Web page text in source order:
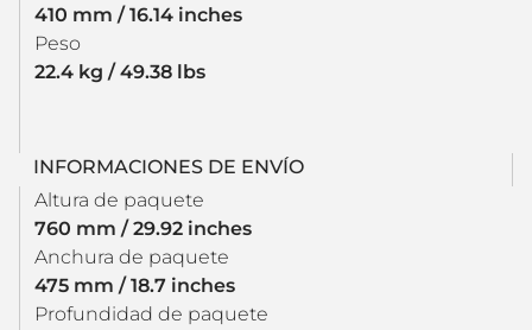
410 mm / 16.14 inches
Peso
22.4 kg / 49.38 lbs
INFORMACIONES DE ENVÍO
Altura de paquete
760 mm / 29.92 inches
Anchura de paquete
475 mm / 18.7 inches
Profundidad de paquete